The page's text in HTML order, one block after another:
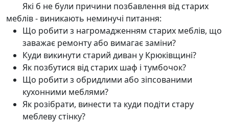
Які б не були причини позбавлення від старих
меблів - виникають неминучі питання:
Що робити з нагромадженням старих меблів, що
заважає ремонту або вимагає заміни?
Куди викинути старий диван у Крюківщині?
Як позбутися від старих шаф і тумбочок?
Що робити з обридлими або зіпсованими
кухонними меблями?
Як розібрати, винести та куди подіти стару
меблеву стінку?